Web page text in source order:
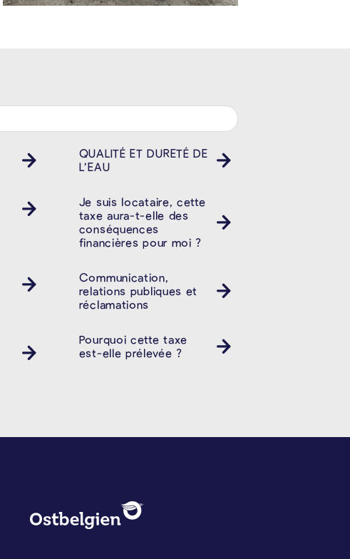
QUALITÉ ET DURETÉ DE
L’EAU
Je suis locataire, cette
taxe aura-t-elle des
conséquences
financières pour moi ?
Communication,
relations publiques et
réclamations
Pourquoi cette taxe
est-elle prélevée ?
PROTECTION DES DONNÉES,